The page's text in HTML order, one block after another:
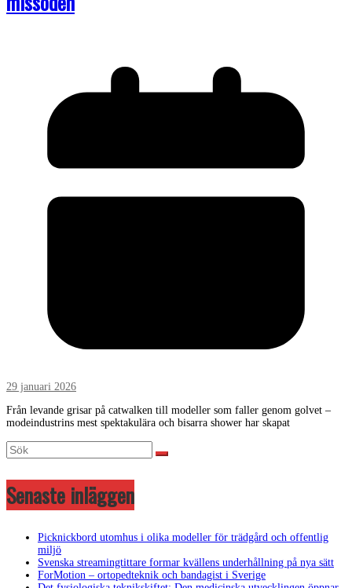
29 januari 2026
Från levande grisar på catwalken till modeller som faller genom golvet –
modeindustrins mest spektakulära och bisarra shower har skapat
Senaste inläggen
Picknickbord utomhus i olika modeller för trädgård och offentlig
miljö
Svenska streamingtittare formar kvällens underhållning på nya sätt
ForMotion – ortopedteknik och bandagist i Sverige